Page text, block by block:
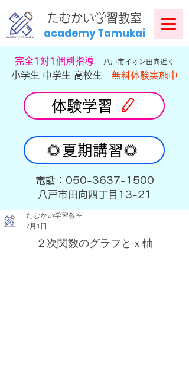
​たむかい学習教室
academy Tamukai
​完全1対1個別指導 八戸市イオン田向近く
小学生 中学生 高校生 無料体験実施中
体験学習
🌻夏期講習🌻
​電話：050-3637-1500
​八戸市田向四丁目13-21
たむかい学習教室
7月1日
２次関数のグラフとｘ軸